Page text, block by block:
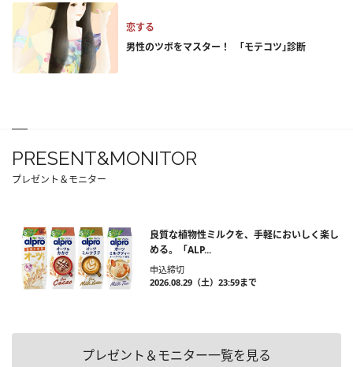
恋する
男性のツボをマスター！ ｢モテコツ｣診断
PRESENT&MONITOR
プレゼント＆モニター
良質な植物性ミルクを、手軽においしく楽し
める。「ALP...
申込締切
2026.08.29（土）23:59まで
プレゼント＆モニター一覧を見る